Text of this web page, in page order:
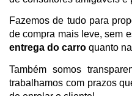
Fazemos de tudo para
de compra mais leve, sem
entrega do carro quanto
Também somos
trabalhamos com prazos